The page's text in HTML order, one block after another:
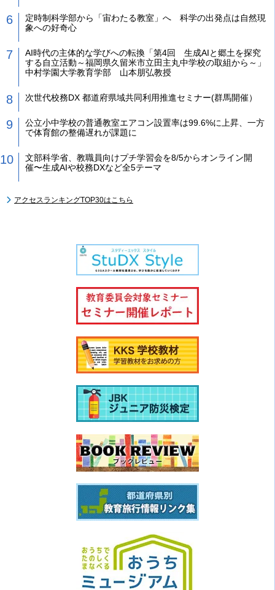
定時制科学部から「宙わたる教室」へ 科学の出発点は自然現
象への好奇心
AI時代の主体的な学びへの転換「第4回 生成AIと郷土を探究
する自立活動～福岡県久留米市立田主丸中学校の取組から～」
中村学園大学教育学部 山本朋弘教授
次世代校務DX 都道府県域共同利用推進セミナー(群馬開催）
公立小中学校の普通教室エアコン設置率は99.6%に上昇、一方
で体育館の整備遅れが課題に
文部科学省、教職員向けプチ学習会を8/5からオンライン開
催〜生成AIや校務DXなど全5テーマ
アクセスランキングTOP30はこちら